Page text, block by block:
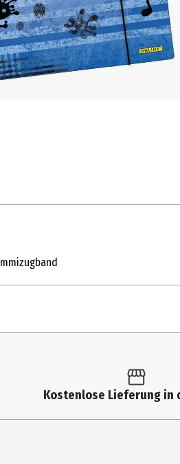
Kostenlose Lieferung in